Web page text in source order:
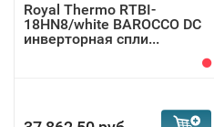
Royal Thermo RTBI-
18HN8/white BAROCCO DC
инверторная спли...